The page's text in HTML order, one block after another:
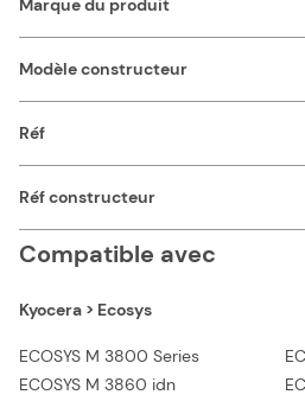
Marque du produit
Modèle constructeur
Réf
Réf constructeur
Compatible avec
Kyocera > Ecosys
ECOSYS M 3800 Series
ECOSYS M 3860 idn